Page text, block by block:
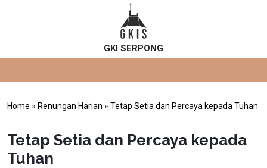
GKI SERPONG
Home » Renungan Harian » Tetap Setia dan Percaya kepada Tuhan
Tetap Setia dan Percaya kepada
Tuhan